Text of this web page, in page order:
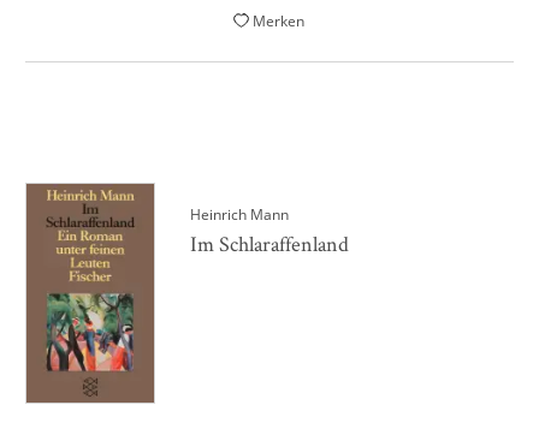
Merken
Heinrich Mann
Im Schlaraffenland